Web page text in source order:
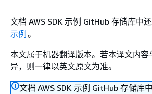
文档 AWS SDK 示例 GitHub 存储库中
示例 。
本文属于机器翻译版本。若本译文内容
异，则一律以英文原文为准。
文档 AWS SDK 示例 GitHub 存储库